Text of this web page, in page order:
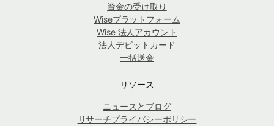
資金の受け取り
Wiseプラットフォーム
Wise 法人アカウント
法人デビットカード
一括送金
リソース
ニュースとブログ
リサーチプライバシーポリシー